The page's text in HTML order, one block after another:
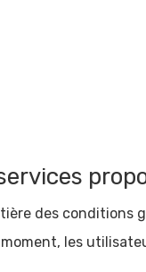
des conditions
les